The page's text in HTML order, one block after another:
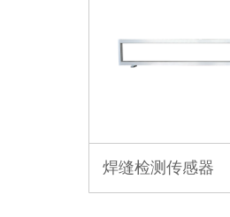
焊缝检测传感器